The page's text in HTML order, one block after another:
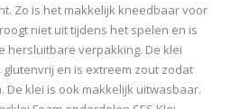
Zo is het makkelijk kneedbaar voor
niet uit tijdens het spelen en is
hersluitbare verpakking. De klei
en is extreem zout zodat
De klei is ook makkelijk uitwasbaar.